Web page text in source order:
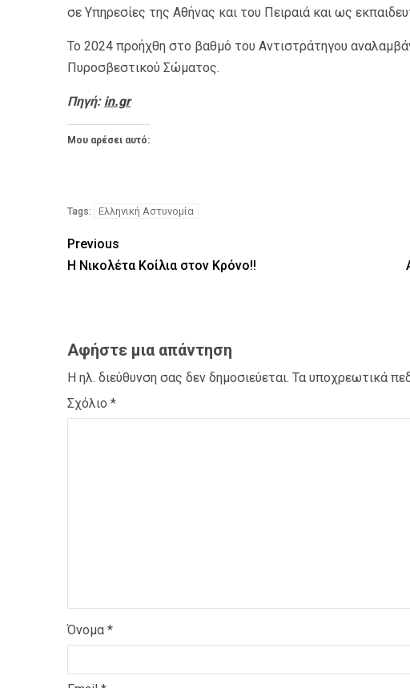
σε Υπηρεσίες της Αθήνας και του Πειραιά και ως
Το 2024 προήχθη στο βαθμό του Αντιστράτηγου
Πυροσβεστικού Σώματος.
Πηγή: in.gr
Μου αρέσει αυτό:
Tags: Ελληνική Αστυνομία
Previous
Η Νικολέτα Κοίλια στον Κρόνο!!
Αφήστε μια απάντηση
Η ηλ. διεύθυνση σας δεν δημοσιεύεται. Τα υποχρεωτικά
Σχόλιο *
Όνομα *